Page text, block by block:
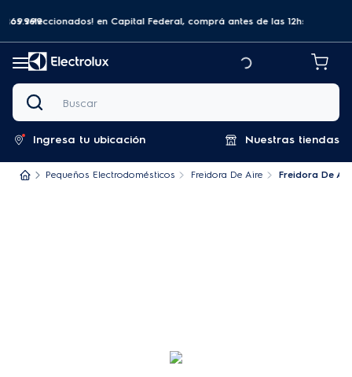
$69.999seleccionados! en Capital Federal, comprá antes de las 12hs y
Buscar
Ingresa tu ubicación Nuestras tiendas
Pequeños Electrodomésticos Freidora De Aire Freidora De